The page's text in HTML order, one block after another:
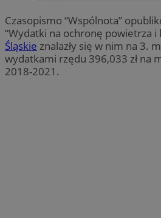
Czasopismo “Wspólnota”
“Wydatki na ochronę powietrza i
Śląskie znalazły się w nim na 3.
wydatkami rzędu 396,033 zł na
2018-2021.